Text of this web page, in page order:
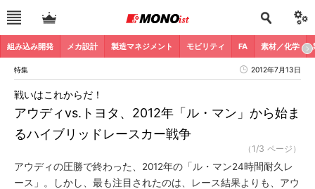
組み込み開発 メカ設計 製造マネジメント モビリティ FA 素材／化学
特集 2012年7月13日
アウディvs.トヨタ、2012年「ル・マン」から始ま
るハイブリッドレースカー戦争
戦いはこれからだ！
（1/3 ページ）
アウディの圧勝で終わった、2012年の「ル・マン24時間耐久レ
ース」。しかし、最も注目されたのは、レース結果よりも、アウ